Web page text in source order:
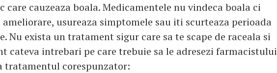
care cauzeaza boala. Medicamentele nu vindeca boala ci
usureaza simptomele sau iti scurteaza perioada
Nu exista un tratament sigur care sa te scape de raceala si
cateva intrebari pe care trebuie sa le adresezi farmacistului
tratamentul corespunzator: